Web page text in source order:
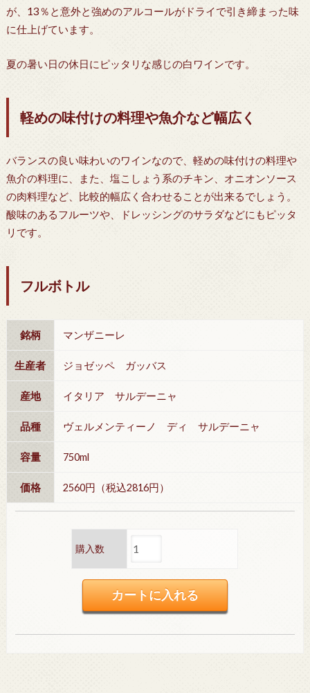
が、13％と意外と強めのアルコールがドライで引き締まった味
に仕上げています。
夏の暑い日の休日にピッタリな感じの白ワインです。
軽めの味付けの料理や魚介など幅広く
バランスの良い味わいのワインなので、軽めの味付けの料理や
魚介の料理に、また、塩こしょう系のチキン、オニオンソース
の肉料理など、比較的幅広く合わせることが出来るでしょう。
酸味のあるフルーツや、ドレッシングのサラダなどにもピッタ
リです。
フルボトル
銘柄 マンザニーレ
生産者 ジョゼッペ ガッバス
産地 イタリア サルデーニャ
品種 ヴェルメンティーノ ディ サルデーニャ
容量 750ml
価格 2560円（税込2816円）
購入数